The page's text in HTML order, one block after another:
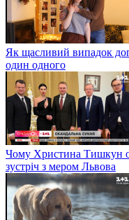
Як щасливий випадок
один одного
Чому Христина Тишкун
зустріч з мером Львова